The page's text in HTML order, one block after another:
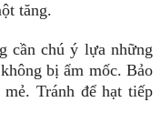
tăng.
cần chú ý lựa những
bị ẩm mốc. Bảo
Tránh để hạt tiếp